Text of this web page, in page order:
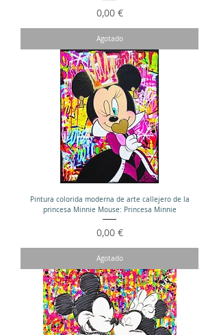
Precio
0,00 €
Agotado
Pintura colorida moderna de arte callejero de la
princesa Minnie Mouse: Princesa Minnie
Precio
0,00 €
Agotado